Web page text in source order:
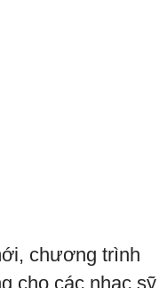
chương trình
cho các nhạc sỹ